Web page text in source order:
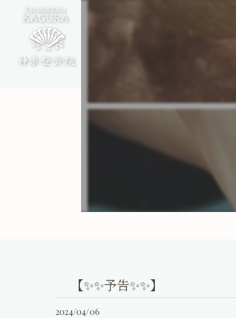
【✨✨予告✨✨】
2024/04/06